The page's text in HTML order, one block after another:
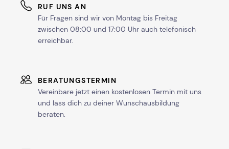
RUF UNS AN
Für Fragen sind wir von Montag bis Freitag
zwischen 08:00 und 17:00 Uhr auch telefonisch
erreichbar.
BERATUNGSTERMIN
Vereinbare jetzt einen kostenlosen Termin mit uns
und lass dich zu deiner Wunschausbildung
beraten.